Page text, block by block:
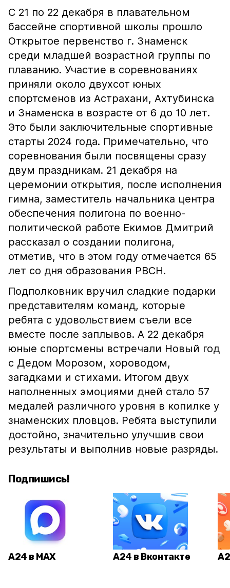
С 21 по 22 декабря в плавательном
бассейне спортивной школы прошло
Открытое первенство г. Знаменск
среди младшей возрастной группы по
плаванию. Участие в соревнованиях
приняли около двухсот юных
спортсменов из Астрахани, Ахтубинска
и Знаменска в возрасте от 6 до 10 лет.
Это были заключительные спортивные
старты 2024 года. Примечательно, что
соревнования были посвящены сразу
двум праздникам. 21 декабря на
церемонии открытия, после исполнения
гимна, заместитель начальника центра
обеспечения полигона по военно-
политической работе Екимов Дмитрий
рассказал о создании полигона,
отметив, что в этом году отмечается 65
лет со дня образования РВСН.
Подполковник вручил сладкие подарки
представителям команд, которые
ребята с удовольствием съели все
вместе после заплывов. А 22 декабря
юные спортсмены встречали Новый год
с Дедом Морозом, хороводом,
загадками и стихами. Итогом двух
наполненных эмоциями дней стало 57
медалей различного уровня в копилке у
знаменских пловцов. Ребята выступили
достойно, значительно улучшив свои
результаты и выполнив новые разряды.
Подпишись!
А24 в MAX А24 в Вконтакте